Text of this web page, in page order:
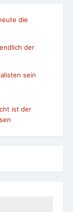
die
der
sein
ist der